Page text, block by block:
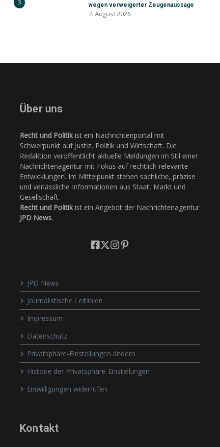
3 wegen verweigerter Zeugenaussage
7. August 2026
Über uns
Recht und Politikist ein Nachrichtenportal mit
Schwerpunkt auf Justiz, Politik und Wirtschaft. Die
Redaktion veröffentlicht aktuelle Meldungen im Stil einer
Nachrichtenagentur mit Fokus auf rechtlich relevante
Entwicklungen. Im Mittelpunkt stehen sachliche, präzise
und verlässliche Informationen aus Staat, Markt und
Gesellschaft.
Recht und Politikist ein Angebot der Nachrichtenagentur
JPD News.
JPD News
Journalistische Leitlinien
Impressum
Datenschutz
Privatsphäre-Einstellungen ändern
Historie der Privatsphäre-Einstellungen
Einwilligungen widerrufen
Kontakt